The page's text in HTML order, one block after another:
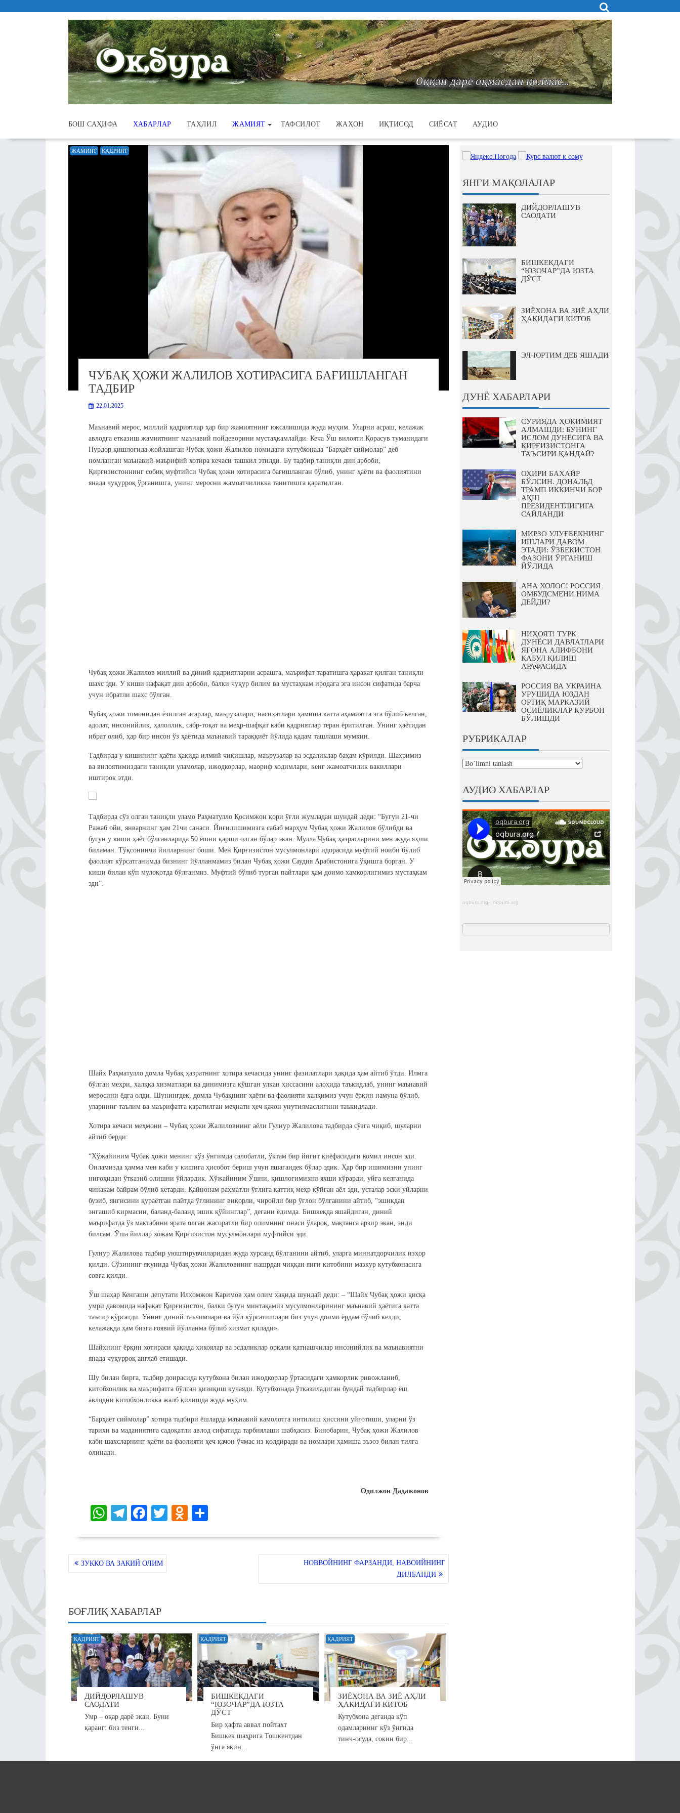
БОШ САҲИФА ХАБАРЛАР ТАҲЛИЛ ЖАМИЯТ ТАФСИЛОТ ЖАҲОН ИҚТИСОД СИЁСАТ АУДИО
ЖАМИЯТ ҚАДРИЯТ
ЧУБАҚ ҲОЖИ ЖАЛИЛОВ ХОТИРАСИГА БАҒИШЛАНГАН
ТАДБИР
22.01.2025
Маънавий мерос, миллий қадриятлар ҳар бир жамиятнинг юксалишида жуда муҳим. Уларни асраш, келажак
авлодга етказиш жамиятнинг маънавий пойдеворини мустаҳкамлайди. Кеча Ўш вилояти Қорасув туманидаги
Нурдор қишлоғида жойлашган Чубақ ҳожи Жалилов номидаги кутубхонада “Барҳаёт сиймолар” деб
номланган маънавий-маърифий хотира кечаси ташкил этилди. Бу тадбир таниқли дин арбоби,
Қирғизистоннинг собиқ муфтийси Чубақ ҳожи хотирасига бағишланган бўлиб, унинг ҳаёти ва фаолиятини
янада чуқурроқ ўрганишга, унинг меросни жамоатчиликка танитишга қаратилган.
Чубақ ҳожи Жалилов миллий ва диний қадриятларни асрашга, маърифат таратишга ҳаракат қилган таниқли
шахс эди. У киши нафақат дин арбоби, балки чуқур билим ва мустаҳкам иродага эга инсон сифатида барча
учун ибратли шахс бўлган.
Чубақ ҳожи томонидан ёзилган асарлар, маърузалари, насиҳатлари ҳамиша катта аҳамиятга эга бўлиб келган,
адолат, инсонийлик, ҳалоллик, сабр-тоқат ва меҳр-шафқат каби қадриятлар теран ёритилган. Унинг ҳаётидан
ибрат олиб, ҳар бир инсон ўз ҳаётида маънавий тараққиёт йўлида қадам ташлаши мумкин.
Тадбирда у кишининг ҳаёти ҳақида илмий чиқишлар, маърузалар ва эсдаликлар баҳам кўрилди. Шаҳримиз
ва вилоятимиздаги таниқли уламолар, ижодкорлар, маориф ходимлари, кенг жамоатчилик вакиллари
иштирок этди.
Тадбирда сўз олган таниқли уламо Раҳматулло Қосимжон қори ўғли жумладан шундай деди: “Бугун 21-чи
Ражаб ойи, январнинг ҳам 21чи санаси. Йиғилишимизга сабаб марҳум Чубақ ҳожи Жалилов бўлибди ва
бугун у киши ҳаёт бўлганларида 50 ёшни қарши олган бўлар экан. Мулла Чубақ ҳазратларини мен жуда яҳши
биламан. Тўқсонинчи йилларнинг боши. Мен Қирғизистон мусулмонлари идорасида муфтий ноиби бўлиб
фаолият кўрсатганимда бизнинг йўлланмамиз билан Чубақ ҳожи Саудия Арабистонига ўқишга борган. У
киши билан кўп мулоқотда бўлганмиз. Муфтий бўлиб турган пайтлари ҳам доимо хамкорлигимиз мустаҳкам
эди”.
Шайх Раҳматулло домла Чубақ ҳазратнинг хотира кечасида унинг фазилатлари ҳақида ҳам айтиб ўтди. Илмга
бўлган меҳри, халққа хизматлари ва динимизга қўшган улкан ҳиссасини алоҳида таъкидлаб, унинг маънавий
меросини ёдга олди. Шунингдек, домла Чубақнинг ҳаёти ва фаолияти халқимиз учун ёрқин намуна бўлиб,
уларнинг таълим ва маърифатга қаратилган меҳнати ҳеч қачон унутилмаслигини таъкидлади.
Хотира кечаси меҳмони – Чубақ ҳожи Жалиловнинг аёли Гулнур Жалилова тадбирда сўзга чиқиб, шуларни
айтиб берди:
“Хўжайиним Чубақ ҳожи менинг кўз ўнгимда салобатли, ўктам бир йигит қиёфасидаги комил инсон эди.
Оиламизда ҳамма мен каби у кишига ҳисобот бериш учун яшагандек бўлар эдик. Ҳар бир ишимизни унинг
нигоҳидан ўтказиб олишни ўйлардик. Хўжайиним Ўшни, қишлоғимизни яхши кўрарди, уйга келганида
чинакам байрам бўлиб кетарди. Қайнонам раҳматли ўғлига қаттиқ меҳр қўйган аёл эди, усталар эски уйларни
бузиб, янгисини қураётган пайтда ўғлининг виқорли, чиройли бир ўғлон бўлганини айтиб, “эшикдан
энгашиб кирмасин, баланд-баланд эшик қўйинглар”, дегани ёдимда. Бишкекда яшайдиган, диний
маърифатда ўз мактабини ярата олган жасоратли бир олимнинг онаси ўлароқ, мақтанса арзир экан, энди
билсам. Ўша йиллар хожам Қирғизистон мусулмонлари муфтийси эди.
Гулнур Жалилова тадбир уюштирувчиларидан жуда хурсанд бўлганини айтиб, уларга миннатдорчилик изҳор
қилди. Сўзининг якунида Чубақ ҳожи Жалиловнинг нашрдан чиққан янги китобини мазкур кутубхонасига
совға қилди.
Ўш шаҳар Кенгаши депутати Илҳомжон Каримов ҳам олим ҳақида шундай деди: – “Шайх Чубақ ҳожи қисқа
умри давомида нафақат Қирғизистон, балки бутун минтақамиз мусулмонларининг маънавий ҳаётига катта
таъсир кўрсатди. Унинг диний таълимлари ва йўл кўрсатишлари биз учун доимо ёрдам бўлиб келди,
келажакда ҳам бизга ғоявий йўлланма бўлиб хизмат қилади».
Шайхнинг ёрқин хотираси ҳақида ҳикоялар ва эсдаликлар орқали қатнашчилар инсонийлик ва маънавиятни
янада чуқурроқ англаб етишади.
Шу билан бирга, тадбир доирасида кутубхона билан ижодкорлар ўртасидаги ҳамкорлик ривожланиб,
китобхонлик ва маърифатга бўлган қизиқиш кучаяди. Кутубхонада ўтказиладиган бундай тадбирлар ёш
авлодни китобхонликка жалб қилишда жуда муҳим.
“Барҳаёт сиймолар” хотира тадбири ёшларда маънавий камолотга интилиш ҳиссини уйғотиши, уларни ўз
тарихи ва маданиятига садоқатли авлод сифатида тарбиялаши шабҳасиз. Бинобарин, Чубақ ҳожи Жалилов
каби шахсларнинг ҳаёти ва фаолияти ҳеч қачон ўчмас из қолдиради ва номлари ҳамиша эъзоз билан тилга
олинади.
Одилжон Дадажонов
W
A
pp
Te
a
m
Fa
ok
T
O
POST
MENYUSI
ЗУККО ВА ЗАКИЙ ОЛИМ
НОВВОЙНИНГ ФАРЗАНДИ, НАВОИЙНИНГ
ДИЛБАНДИ
БОҒЛИҚ ХАБАРЛАР
ҚАДРИЯТ
ДИЙДОРЛАШУВ
САОДАТИ
Умр – оқар дарё экан. Буни
қаранг: биз тенги...
ҚАДРИЯТ
БИШКЕКДАГИ
“ЮЗОЧАР”ДА ЮЗТА
ДЎСТ
Бир ҳафта аввал пойтахт
Бишкек шаҳрига Тошкентдан
ўнга яқин...
ҚАДРИЯТ
ЗИЁХОНА ВА ЗИЁ АҲЛИ
ҲАҚИДАГИ КИТОБ
Кутубхона деганда кўп
одамларнинг кўз ўнгида
тинч-осуда, сокин бир...
ЯНГИ МАҚОЛАЛАР
ДИЙДОРЛАШУВ
САОДАТИ
БИШКЕКДАГИ
“ЮЗОЧАР”ДА ЮЗТА
ДЎСТ
ЗИЁХОНА ВА ЗИЁ АҲЛИ
ҲАҚИДАГИ КИТОБ
ЭЛ-ЮРТИМ ДЕБ ЯШАДИ
ДУНЁ ХАБАРЛАРИ
СУРИЯДА ҲОКИМИЯТ
АЛМАШДИ: БУНИНГ
ИСЛОМ ДУНЁСИГА ВА
ҚИРҒИЗИСТОНГА
ТАЪСИРИ ҚАНДАЙ?
ОХИРИ БАХАЙР
БЎЛСИН. ДОНАЛЬД
ТРАМП ИККИНЧИ БОР
АҚШ
ПРЕЗИДЕНТЛИГИГА
САЙЛАНДИ
МИРЗО УЛУҒБЕКНИНГ
ИШЛАРИ ДАВОМ
ЭТАДИ: ЎЗБЕКИСТОН
ФАЗОНИ ЎРГАНИШ
ЙЎЛИДА
АНА ХОЛОС! РОССИЯ
ОМБУДСМЕНИ НИМА
ДЕЙДИ?
НИҲОЯТ! ТУРК
ДУНЁСИ ДАВЛАТЛАРИ
ЯГОНА АЛИФБОНИ
ҚАБУЛ ҚИЛИШ
АРАФАСИДА
РОССИЯ ВА УКРАИНА
УРУШИДА ЮЗДАН
ОРТИҚ МАРКАЗИЙ
ОСИЁЛИКЛАР ҚУРБОН
БЎЛИШДИ
РУБРИКАЛАР
рубрикалар
АУДИО ХАБАРЛАР
oqbura.org · oqbura.org